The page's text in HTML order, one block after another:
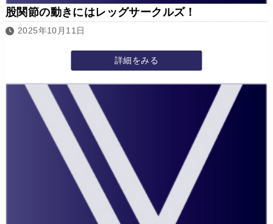
股関節の動きにはレッグサークルズ！
2025年10月11日
詳細をみる